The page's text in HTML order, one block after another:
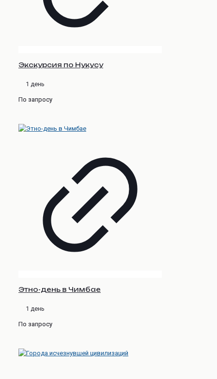
Экскурсия по Нукусу
1 день
По запросу
Этно-день в Чимбае
1 день
По запросу